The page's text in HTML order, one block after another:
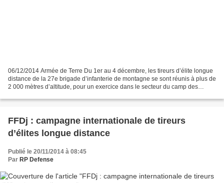
06/12/2014 Armée de Terre Du 1er au 4 décembre, les tireurs d’élite longue
distance de la 27e brigade d’infanterie de montagne se sont réunis à plus de
2 000 mètres d’altitude, pour un exercice dans le secteur du camp des
FFDj : campagne internationale de tireurs
d’élites longue distance
Publié le 20/11/2014 à 08:45
Par RP Defense